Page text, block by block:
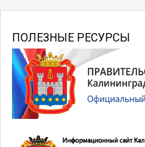
ПОЛЕЗНЫЕ РЕСУРСЫ